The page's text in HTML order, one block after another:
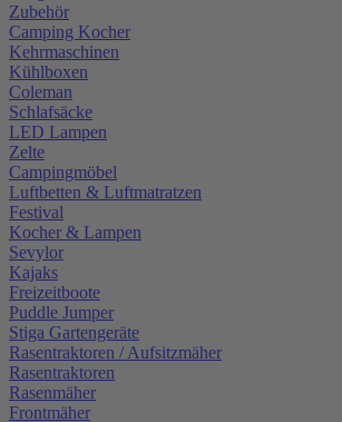
Zubehör
Camping Kocher
Kehrmaschinen
Kühlboxen
Coleman
Schlafsäcke
LED Lampen
Zelte
Campingmöbel
Luftbetten & Luftmatratzen
Festival
Kocher & Lampen
Sevylor
Kajaks
Freizeitboote
Puddle Jumper
Stiga Gartengeräte
Rasentraktoren / Aufsitzmäher
Rasentraktoren
Rasenmäher
Frontmäher